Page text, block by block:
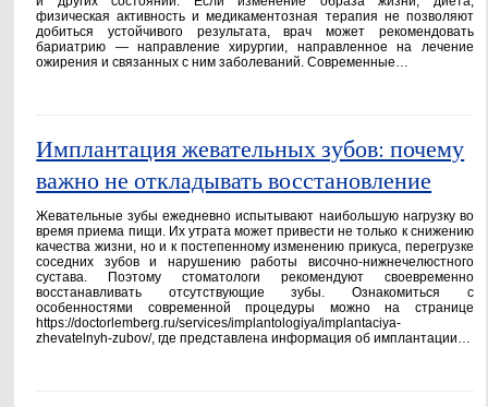
физическая активность и медикаментозная терапия не позволяют
добиться устойчивого результата, врач может рекомендовать
бариатрию — направление хирургии, направленное на лечение
ожирения и связанных с ним заболеваний. Современные…
Имплантация жевательных зубов: почему
важно не откладывать восстановление
Жевательные зубы ежедневно испытывают наибольшую нагрузку во
время приема пищи. Их утрата может привести не только к снижению
качества жизни, но и к постепенному изменению прикуса, перегрузке
соседних зубов и нарушению работы височно-нижнечелюстного
сустава. Поэтому стоматологи рекомендуют своевременно
восстанавливать отсутствующие зубы. Ознакомиться с
особенностями современной процедуры можно на странице
https://doctorlemberg.ru/services/implantologiya/implantaciya-
zhevatelnyh-zubov/, где представлена информация об имплантации…